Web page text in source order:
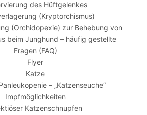
des Hüftgelenkes
(Kryptorchismus)
(Orchidopexie) zur Behebung von
beim Junghund – häufig gestellte
Fragen (FAQ)
Flyer
Katze
– „Katzenseuche“
Impfmöglichkeiten
Katzenschnupfen